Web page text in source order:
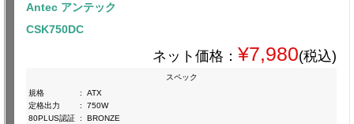
Antec アンテック
CSK750DC
ネット価格： ¥7,980(税込)
スペック
規格
:
ATX
定格出力
:
750W
80PLUS認証 :
BRONZE